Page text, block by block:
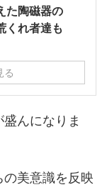
た陶磁器の
くれ者達も
る
んになりま
美意識を反映